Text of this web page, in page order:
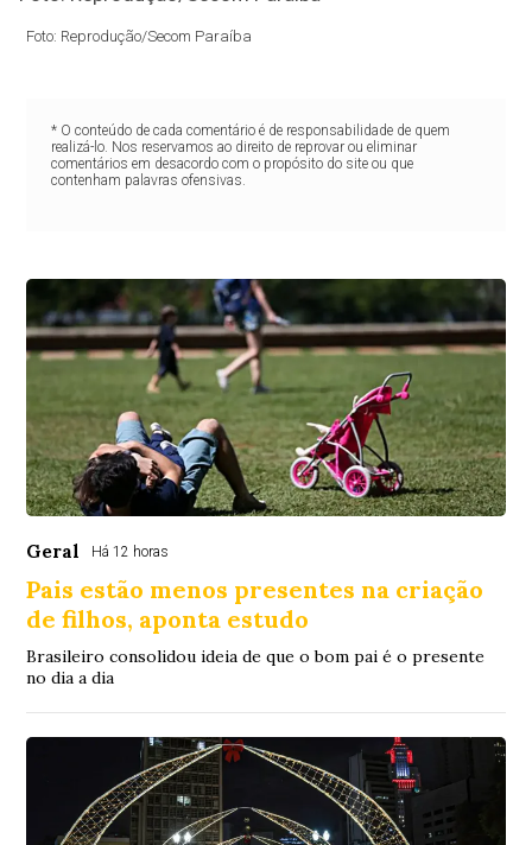
Foto: Reprodução/Secom Paraíba
* O conteúdo de cada comentário é de responsabilidade de quem
realizá-lo. Nos reservamos ao direito de reprovar ou eliminar
comentários em desacordo com o propósito do site ou que
contenham palavras ofensivas.
Geral Há 12 horas
Pais estão menos presentes na criação
de filhos, aponta estudo
Brasileiro consolidou ideia de que o bom pai é o presente
no dia a dia